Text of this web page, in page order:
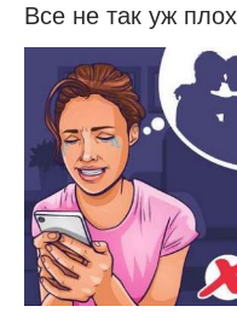
Все не так уж